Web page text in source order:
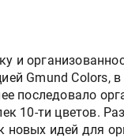
и
Gmund Colors, в
последовало
10-ти цветов.
новых идей для